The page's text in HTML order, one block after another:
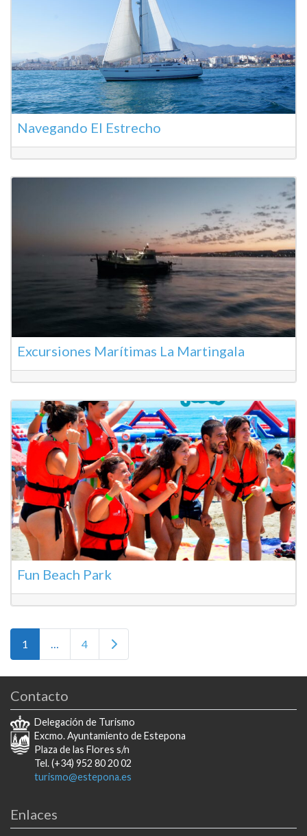
Navegando El Estrecho
Excursiones Marítimas La Martingala
Fun Beach Park
Posts navigation
1 4 Entradas anteriores
Contacto
Delegación de Turismo
Excmo. Ayuntamiento de Estepona
Plaza de las Flores s/n
Tel. (+34) 952 80 20 02
turismo@estepona.es
Enlaces